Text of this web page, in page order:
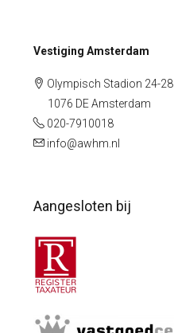
Vestiging Amsterdam
Olympisch Stadion 24-28
1076 DE Amsterdam
020-7910018
info@awhm.nl
Aangesloten bij